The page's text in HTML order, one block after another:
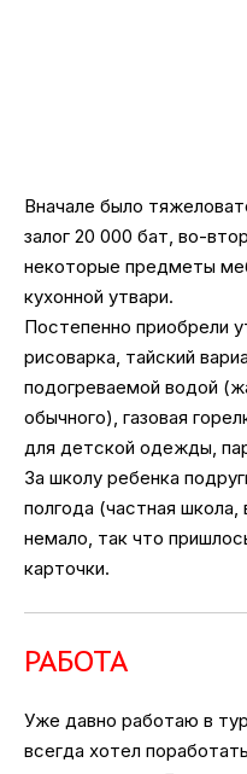
Вначале было
залог 20 000 бат, во-
некоторые предметы
кухонной утвари.
Постепенно приобрели
рисоварка, тайский
подогреваемой водой
обычного), газовая
для детской одежды,
За школу ребенка
полгода (частная
немало, так что
карточки.
РАБОТА
Уже давно работаю в
всегда хотел